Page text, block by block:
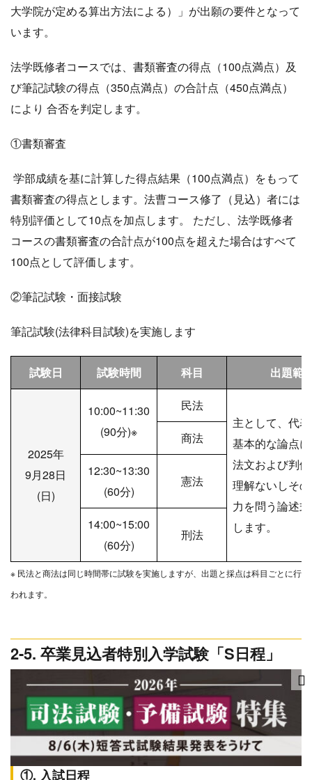
大学院が定める算出方法による）」が出願の要件となって
います。
法学既修者コースでは、書類審査の得点（100点満点）及
び筆記試験の得点（350点満点）の合計点（450点満点）
により 合否を判定します。
①書類審査
学部成績を基に計算した得点結果（100点満点）をもって
書類審査の得点とします。法曹コース修了（見込）者には
特別評価として10点を加点します。 ただし、法学既修者
コースの書類審査の合計点が100点を超えた場合はすべて
100点として評価します。
②筆記試験・面接試験
筆記試験(法律科目試験)を実施します
試験日 試験時間 科目 出題範
2025年
9月28日
(日)
10:00~11:30
(90分)※
民法
主として、代
基本的な論点
法文および判
理解ないしそ
力を問う論述
します。
商法
12:30~13:30
(60分)
憲法
14:00~15:00
(60分)
刑法
※ 民法と商法は同じ時間帯に試験を実施しますが、出題と採点は科目ごとに行
われます。
2-5. 卒業見込者特別入学試験「S日程」
（法学未修者コース）
卒業見込者特別入学試験「S日程」（法学未修者コース）
の入試情報を確認していきます。
①. 入試日程